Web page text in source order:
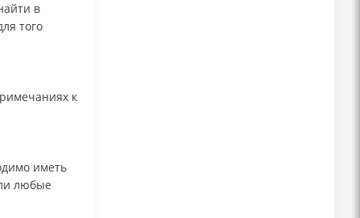
в
того
к
иметь
любые